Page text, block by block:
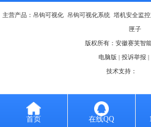
主营产品：吊钩可视化 吊钩可视化系统 塔机安全监
匣子
版权所有：安徽赛芙智
电脑版 投诉举报
技术支持：
首页 在线QQ